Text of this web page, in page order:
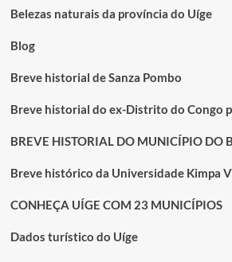
Belezas naturais da província do Uíge
Blog
Breve historial de Sanza Pombo
Breve historial do ex-Distrito do Congo
BREVE HISTORIAL DO MUNICÍPIO DO
Breve histórico da Universidade Kimpa
CONHEÇA UÍGE COM 23 MUNICÍPIOS
Dados turístico do Uíge